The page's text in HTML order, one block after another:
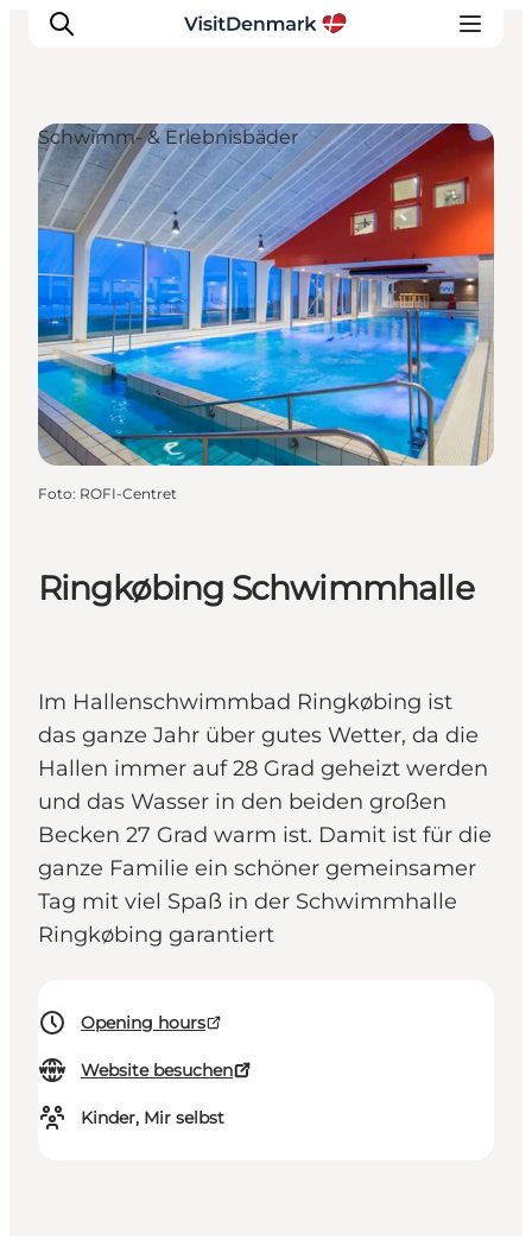
Inspiration
Regionen
Erlebnisse
Unterkünfte
Reiseplanung
Ringkøbing Schwimmhalle
Im Hallenschwimmbad Ringkøbing ist
das ganze Jahr über gutes Wetter, da die
Hallen immer auf 28 Grad geheizt werden
und das Wasser in den beiden großen
Becken 27 Grad warm ist. Damit ist für die
ganze Familie ein schöner gemeinsamer
Tag mit viel Spaß in der Schwimmhalle
Ringkøbing garantiert
Opening hours
Website besuchen
Kinder, Mir selbst
Schwimm- & Erlebnisbäder
Foto: ROFI-Centret